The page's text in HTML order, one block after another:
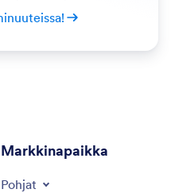
Markkinapaikka
Pohjat